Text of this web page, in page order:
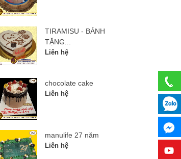
manulife 27 năm
TIRAMISU - BÁNH
TẶNG...
Liên hệ
chocolate cake
Liên hệ
manulife 27 năm
Liên hệ